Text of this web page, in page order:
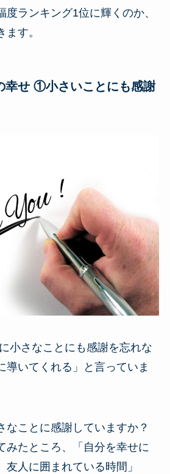
度ランキング1位に輝くのか、
す。
幸せ ①小さいことにも感謝
小さなことにも感謝を忘れな
導いてくれる」と言っていま
なことに感謝していますか？
みたところ、「自分を幸せに
友人に囲まれている時間」